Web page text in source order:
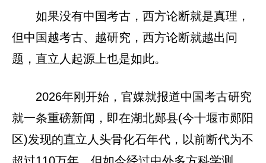
如果没有中国考古，西方论断就是真理，
但中国越考古、越研究，西方论断就越出问
题，直立人起源上也是如此。
2026年刚开始，官媒就报道中国考古研究
就一条重磅新闻，即在湖北郧县(今十堰市郧阳
区)发现的直立人头骨化石年代，以前断代为不